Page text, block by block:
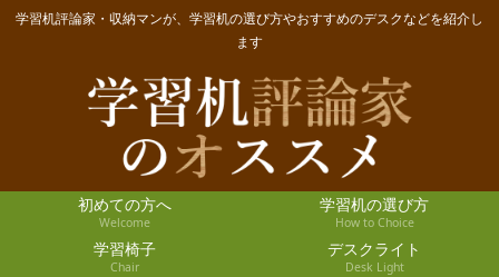
学習机評論家・収納マンが、学習机の選び方やおすすめのデスクなどを紹介し
ます
初めての方へ
Welcome
学習机の選び方
How to Choice
学習椅子
Chair
デスクライト
Desk Light